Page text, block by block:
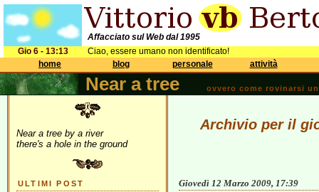
Affacciato sul Web dal 1995
Gio 6 - 13:13
Ciao, essere umano non identificato!
home
blog personale attività
Near a tree ovvero come rovinarsi
Near a tree by a river
there's a hole in the ground
ULTIMI POST
Archivio per il
Giovedì 12 Marzo 2009, 17:39